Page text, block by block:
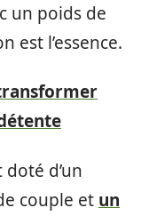
un poids de
est l’essence.
doté d’un
couple et un